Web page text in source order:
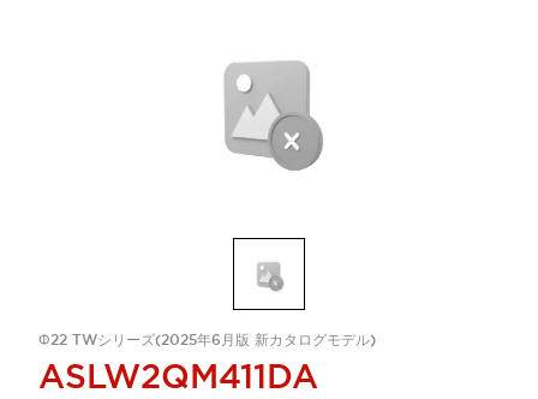
Φ22 TWシリーズ(2025年6月版 新カタログモデル)
ASLW2QM411DA